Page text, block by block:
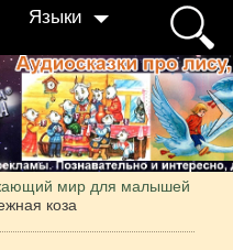
Языки
мир для малышей
коза